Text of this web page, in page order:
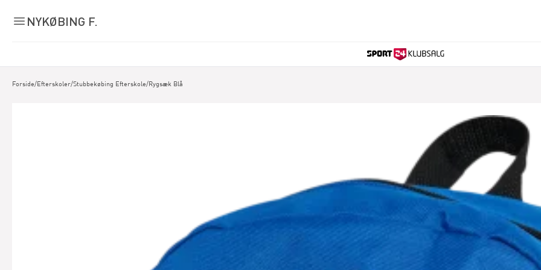
NYKØBING F.
Forside/Efterskoler/Stubbekøbing Efterskole/Rygsæk Blå